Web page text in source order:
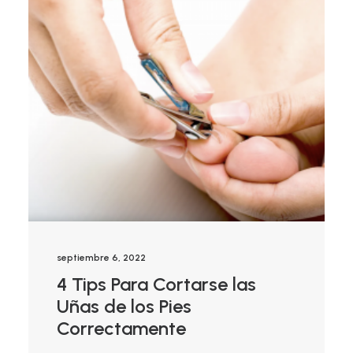
septiembre 6, 2022
4 Tips Para Cortarse las
Uñas de los Pies
Correctamente